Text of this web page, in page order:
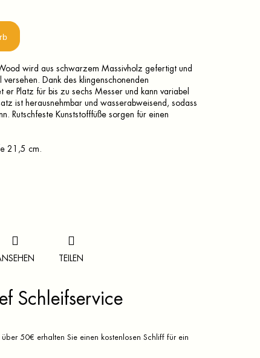
wird aus schwarzem Massivholz gefertigt und
Dank des klingenschonenden
er Platz für bis zu sechs Messer und kann variabel
ist herausnehmbar und wasserabweisend, sodass
Rutschfeste Kunststofffüße sorgen für einen
21,5 cm.
TEILEN
Schleifservice
50€ erhalten Sie einen kostenlosen Schliff für ein